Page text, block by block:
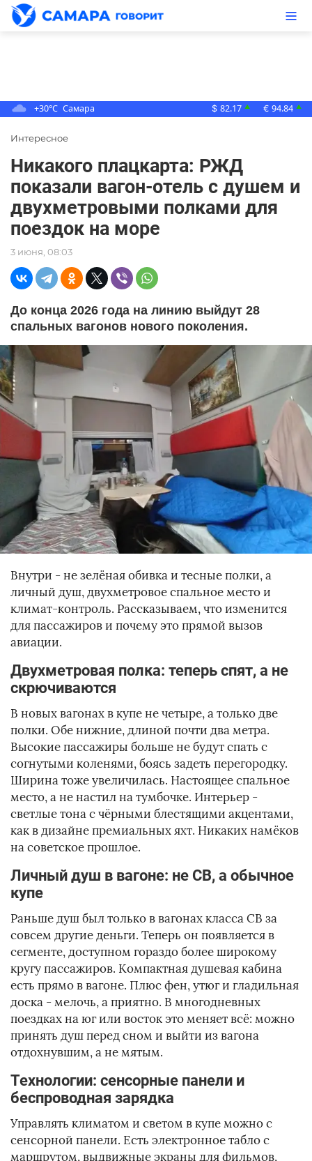
+30°C Самара $ 82.17 ▲ € 94.84 ▲
Интересное
Никакого плацкарта: РЖД
показали вагон-отель с душем и
двухметровыми полками для
поездок на море
3 июня, 08:03
До конца 2026 года на линию выйдут 28
спальных вагонов нового поколения.
Внутри - не зелёная обивка и тесные полки, а
личный душ, двухметровое спальное место и
климат-контроль. Рассказываем, что изменится
для пассажиров и почему это прямой вызов
авиации.
Двухметровая полка: теперь спят, а не
скрючиваются
В новых вагонах в купе не четыре, а только две
полки. Обе нижние, длиной почти два метра.
Высокие пассажиры больше не будут спать с
согнутыми коленями, боясь задеть перегородку.
Ширина тоже увеличилась. Настоящее спальное
место, а не настил на тумбочке. Интерьер -
светлые тона с чёрными блестящими акцентами,
как в дизайне премиальных яхт. Никаких намёков
на советское прошлое.
Личный душ в вагоне: не СВ, а обычное
купе
Раньше душ был только в вагонах класса СВ за
совсем другие деньги. Теперь он появляется в
сегменте, доступном гораздо более широкому
кругу пассажиров. Компактная душевая кабина
есть прямо в вагоне. Плюс фен, утюг и гладильная
доска - мелочь, а приятно. В многодневных
поездках на юг или восток это меняет всё: можно
принять душ перед сном и выйти из вагона
отдохнувшим, а не мятым.
Технологии: сенсорные панели и
беспроводная зарядка
Управлять климатом и светом в купе можно с
сенсорной панели. Есть электронное табло с
маршрутом, выдвижные экраны для фильмов,